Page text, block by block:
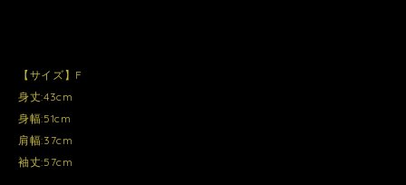
【サイズ】F
身丈:43cm
身幅:51cm
肩幅:37cm
袖丈:57cm